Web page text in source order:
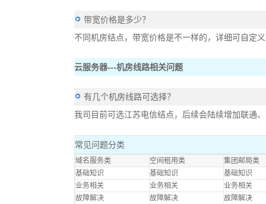
带宽价格是多少？
不同机房结点，带宽价格是不一样的，详细可自定
云服务器---机房线路相关问题
有几个机房线路可选择？
我司目前可选江苏电信结点，后续会陆续增加联通
常见问题分类
域名服务类 空间租用类
集团邮局类
基础知识
基础知识
基础知识
业务相关
业务相关
业务相关
故障解决
故障解决
故障解决